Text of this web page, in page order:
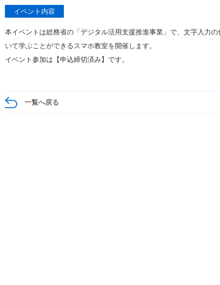
イベント内容
本イベントは総務省の「デジタル活用支援推進事業」で、文字入力
いて学ぶことができるスマホ教室を開催します。
イベント参加は【申込締切済み】です。
一覧へ戻る